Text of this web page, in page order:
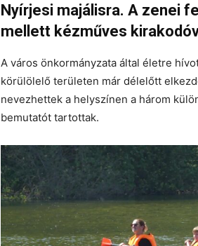
Nyírjesi majálisra. A zenei
mellett kézműves
A város önkormányzata által életre
körülölelő területen már délelőtt
nevezhettek a helyszínen a három
bemutatót tartottak.